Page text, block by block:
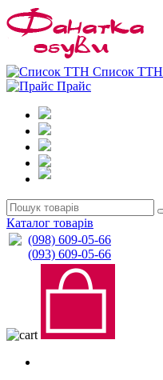
Список ТТН
Прайс
Каталог товарів
(098) 609-05-66
(093) 609-05-66